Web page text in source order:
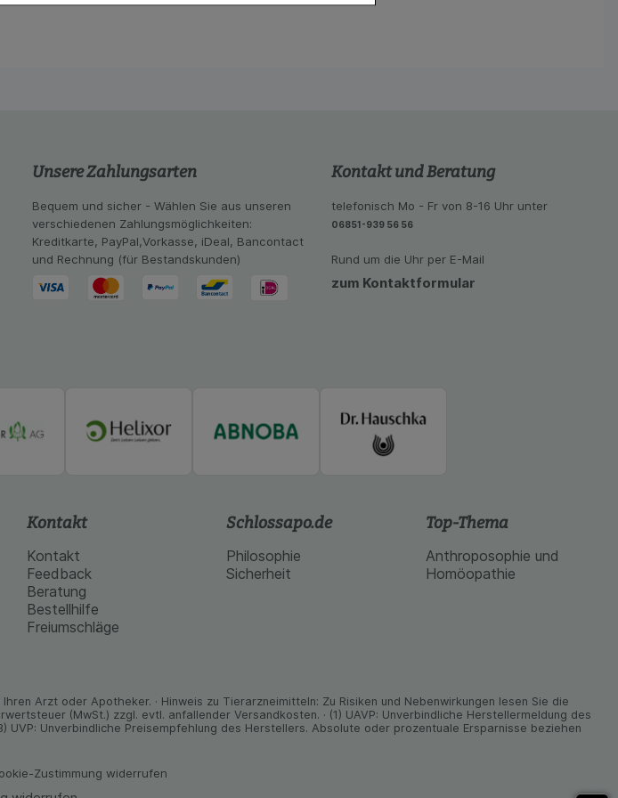
des Besuchers oder unsere Seite an bevorzugte
Unsere Zahlungsarten
Bequem und sicher - Wählen Sie aus unseren
verschiedenen Zahlungsmöglichkeiten:
Kreditkarte, PayPal,Vorkasse, iDeal, Bancontact
und Rechnung (für Bestandskunden)
Kontakt und Beratung
telefonisch Mo - Fr von 8-16 Uhr unter
06851-939 56 56
Rund um die Uhr per E-Mail
zum Kontaktformular
Kontakt
Kontakt
Feedback
Beratung
Bestellhilfe
Freiumschläge
Schlossapo.de
Philosophie
Sicherheit
Top-Thema
Anthroposophie und
Homöopathie
Arzt oder Apo­theker. · Hinweis zu Tier­arz­nei­mitteln: Zu Risiken und Neben­wirkungen lesen Sie die
(MwSt.) zzgl. evtl. anfallender Versand­kosten. · (1) UAVP: Unverbindliche Herstellermeldung des
Unverbindliche Preisempfehlung des Herstellers. Absolute oder prozentuale Ersparnisse beziehen
Zustimmung widerrufen